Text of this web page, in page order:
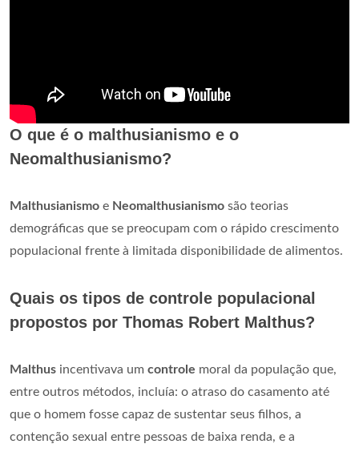
O que é o malthusianismo e o
Neomalthusianismo?
Malthusianismo e Neomalthusianismo são teorias
demográficas que se preocupam com o rápido crescimento
populacional frente à limitada disponibilidade de alimentos.
Quais os tipos de controle populacional
propostos por Thomas Robert Malthus?
Malthus incentivava um controle moral da população que,
entre outros métodos, incluía: o atraso do casamento até
que o homem fosse capaz de sustentar seus filhos, a
contenção sexual entre pessoas de baixa renda, e a